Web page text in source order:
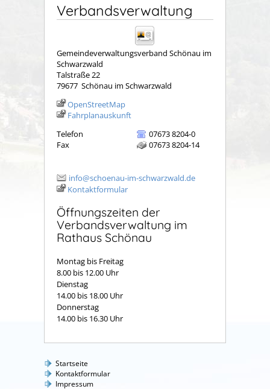
Verbandsverwaltung
Gemeindeverwaltungsverband Schönau im
Schwarzwald
Talstraße 22
79677 Schönau im Schwarzwald
OpenStreetMap
Fahrplanauskunft
Telefon
07673 8204-0
Fax
07673 8204-14
info@schoenau-im-schwarzwald.de
Kontaktformular
Öffnungszeiten der
Verbandsverwaltung im
Rathaus Schönau
Montag bis Freitag
8.00 bis 12.00 Uhr
Dienstag
14.00 bis 18.00 Uhr
Donnerstag
14.00 bis 16.30 Uhr
Startseite
Kontaktformular
Impressum